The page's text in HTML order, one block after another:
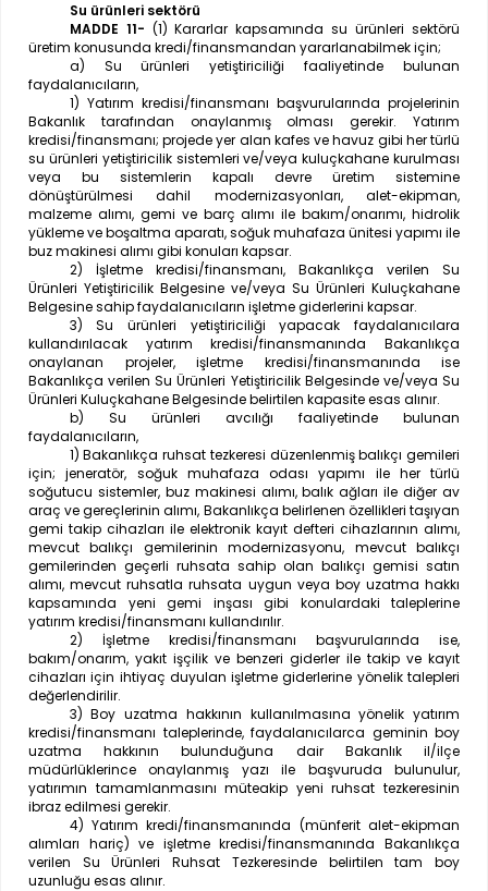
Su ürünleri sektörü
MADDE 11- (1) Kararlar kapsamında su ürünleri sektörü
üretim konusunda kredi/finansmandan yararlanabilmek için;
a) Su ürünleri yetiştiriciliği faaliyetinde bulunan
faydalanıcıların,
1) Yatırım kredisi/finansmanı başvurularında projelerinin
Bakanlık tarafından onaylanmış olması gerekir. Yatırım
kredisi/finansmanı; projede yer alan kafes ve havuz gibi her türlü
su ürünleri yetiştiricilik sistemleri ve/veya kuluçkahane kurulması
veya bu sistemlerin kapalı devre üretim sistemine
dönüştürülmesi dahil modernizasyonları, alet-ekipman,
malzeme alımı, gemi ve barç alımı ile bakım/onarımı, hidrolik
yükleme ve boşaltma aparatı, soğuk muhafaza ünitesi yapımı ile
buz makinesi alımı gibi konuları kapsar.
2) İşletme kredisi/finansmanı, Bakanlıkça verilen Su
Ürünleri Yetiştiricilik Belgesine ve/veya Su Ürünleri Kuluçkahane
Belgesine sahip faydalanıcıların işletme giderlerini kapsar.
3) Su ürünleri yetiştiriciliği yapacak faydalanıcılara
kullandırılacak yatırım kredisi/finansmanında Bakanlıkça
onaylanan projeler, işletme kredisi/finansmanında ise
Bakanlıkça verilen Su Ürünleri Yetiştiricilik Belgesinde ve/veya Su
Ürünleri Kuluçkahane Belgesinde belirtilen kapasite esas alınır.
b) Su ürünleri avcılığı faaliyetinde bulunan
faydalanıcıların,
1) Bakanlıkça ruhsat tezkeresi düzenlenmiş balıkçı gemileri
için; jeneratör, soğuk muhafaza odası yapımı ile her türlü
soğutucu sistemler, buz makinesi alımı, balık ağları ile diğer av
araç ve gereçlerinin alımı, Bakanlıkça belirlenen özellikleri taşıyan
gemi takip cihazları ile elektronik kayıt defteri cihazlarının alımı,
mevcut balıkçı gemilerinin modernizasyonu, mevcut balıkçı
gemilerinden geçerli ruhsata sahip olan balıkçı gemisi satın
alımı, mevcut ruhsatla ruhsata uygun veya boy uzatma hakkı
kapsamında yeni gemi inşası gibi konulardaki taleplerine
yatırım kredisi/finansmanı kullandırılır.
2) İşletme kredisi/finansmanı başvurularında ise,
bakım/onarım, yakıt işçilik ve benzeri giderler ile takip ve kayıt
cihazları için ihtiyaç duyulan işletme giderlerine yönelik talepleri
değerlendirilir.
3) Boy uzatma hakkının kullanılmasına yönelik yatırım
kredisi/finansmanı taleplerinde, faydalanıcılarca geminin boy
uzatma hakkının bulunduğuna dair Bakanlık il/ilçe
müdürlüklerince onaylanmış yazı ile başvuruda bulunulur,
yatırımın tamamlanmasını müteakip yeni ruhsat tezkeresinin
ibraz edilmesi gerekir.
4) Yatırım kredi/finansmanında (münferit alet-ekipman
alımları hariç) ve işletme kredisi/finansmanında Bakanlıkça
verilen Su Ürünleri Ruhsat Tezkeresinde belirtilen tam boy
uzunluğu esas alınır.